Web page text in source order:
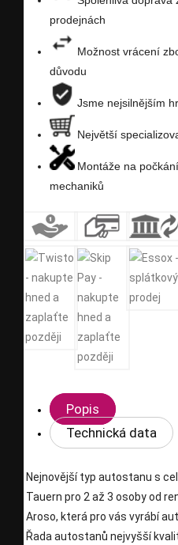
prodejnách
Možnost vrácení
důvodu
Jsme nejsilnějším
Největší
Montáže na
mechaniků
Popis
Technická data
Nejnovější typ autostanu s
Tauern pro 2 až 3 osoby od
Aroso, která pro vás vyrábí
Řada autostanů nejvyšší